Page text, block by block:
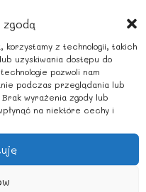
z technologii, takich
uzyskiwania dostępu do
pozwoli nam
podczas przeglądania lub
wyrażenia zgody lub
na niektóre cechy i